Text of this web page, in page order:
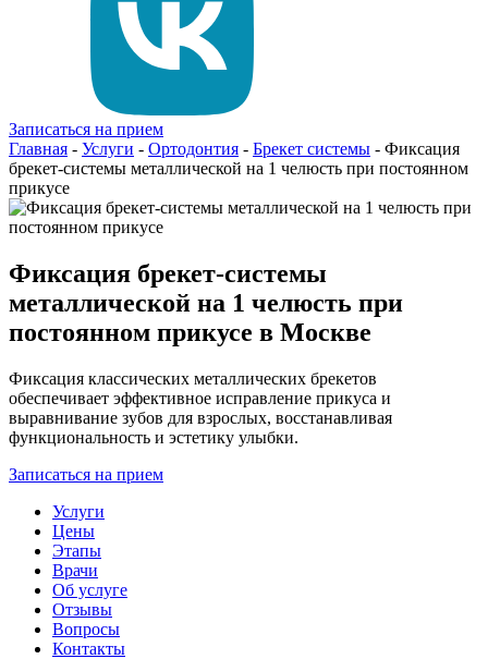
Записаться на прием
Главная - Услуги - Ортодонтия - Брекет системы - Фиксация
брекет-системы металлической на 1 челюсть при постоянном
прикусе
Фиксация брекет-системы
металлической на 1 челюсть при
постоянном прикусе в Москве
Фиксация классических металлических брекетов
обеспечивает эффективное исправление прикуса и
выравнивание зубов для взрослых, восстанавливая
функциональность и эстетику улыбки.
Записаться на прием
Услуги
Цены
Этапы
Врачи
Об услуге
Отзывы
Вопросы
Контакты